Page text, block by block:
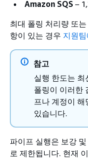
Amazon SQS –
최대 폴링 처리량 또
항이 있는 경우 지원
참고
실행 한도는 최
폴링이 이러한
프나 계정이
있습니다.
파이프 실행은 보강
로 제한됩니다. 현재